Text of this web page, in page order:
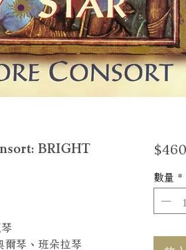
BRIGHT
琴、班朵拉琴
數量 *